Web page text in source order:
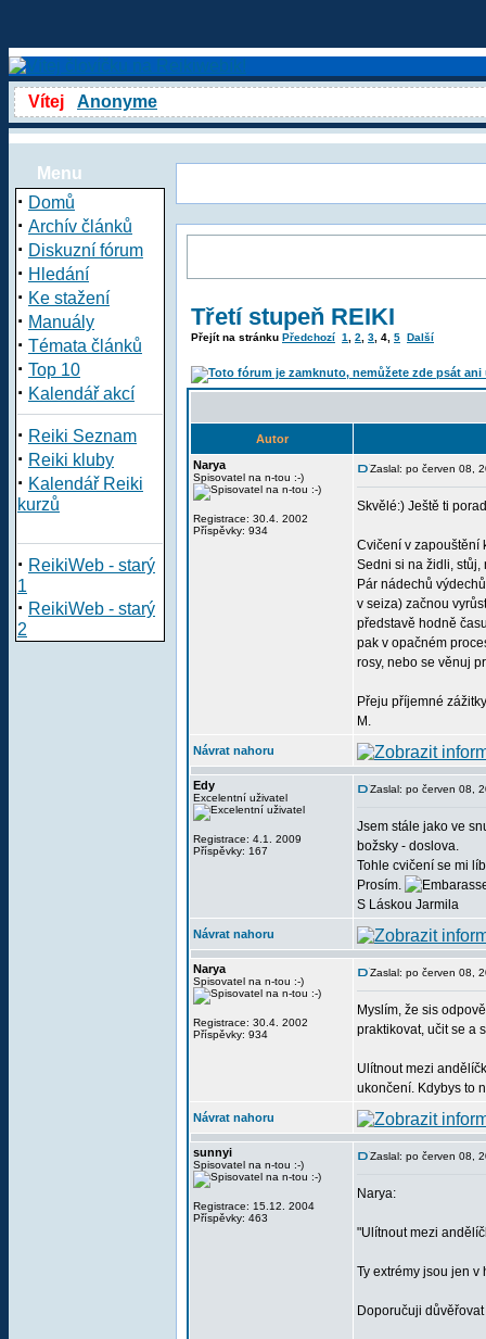
Vítej Anonyme
Menu
· Domů
· Archív článků
· Diskuzní fórum
· Hledání
· Ke stažení
· Manuály
· Témata článků
· Top 10
· Kalendář akcí
· Reiki Seznam
· Reiki kluby
· Kalendář Reiki
kurzů
· ReikiWeb - starý
1
· ReikiWeb - starý
2
Třetí stupeň REIKI
Přejít na stránku Předchozí 1 2 3 4 5 Další
Autor
Narya
Spisovatel na n-tou :-)
Registrace: 30.4. 2002
Příspěvky: 934
Zaslal: po červen 08,
Skvělé:) Ještě ti
Cvičení v zapouštění
Sedni si na židli,
Pár nádechů
v seiza) začnou
představě hodně
pak v opačném
rosy, nebo se věnuj
Přeju příjemné
M.
Návrat nahoru
Edy
Excelentní uživatel
Registrace: 4.1. 2009
Příspěvky: 167
Zaslal: po červen 08,
Jsem stále jako ve
božsky - doslova.
Tohle cvičení se mi
Prosím.
S Láskou Jarmila
Návrat nahoru
Narya
Spisovatel na n-tou :-)
Registrace: 30.4. 2002
Příspěvky: 934
Zaslal: po červen 08,
Myslím, že sis
praktikovat, učit se a
Ulítnout mezi
ukončení. Kdybys to
Návrat nahoru
sunnyi
Spisovatel na n-tou :-)
Registrace: 15.12. 2004
Příspěvky: 463
Zaslal: po červen 08,
Narya:
"Ulítnout mezi
Ty extrémy jsou jen v
Doporučuji